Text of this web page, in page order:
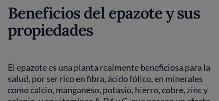
Beneficios del epazote y sus
propiedades
El epazote es una planta realmente beneficiosa para la
salud, por ser rico en fibra, ácido fólico, en minerales
como calcio, manganeso, potasio, hierro, cobre, zinc y